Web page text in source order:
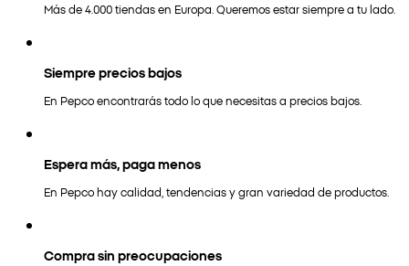
Más de 4.000 tiendas en Europa. Queremos estar siempre a tu lado.
Siempre precios bajos
En Pepco encontrarás todo lo que necesitas a precios bajos.
Espera más, paga menos
En Pepco hay calidad, tendencias y gran variedad de productos.
Compra sin preocupaciones